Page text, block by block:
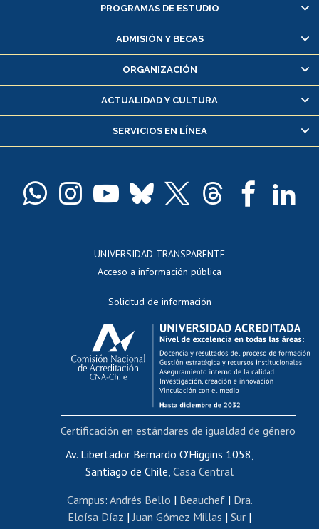
Alumnas/os y exalumnas/os
Matrícula en línea
Inscripción y cambio de asignaturas
Consulta y certificado de notas
Servicio médico y dental
Pago de arancel y crédito alumnos
Docentes
Evaluación docente
Calificación académica
Postulación al AUCAI
Funcionarias/os
Cursos internos de capacitación
Bienestar del personal
Portal de movilidad interna
Certificado de renta
Certificado de renta honorarios
Editar páginas blancas
PROGRAMAS DE ESTUDIO
ADMISIÓN Y BECAS
ORGANIZACIÓN
ACTUALIDAD Y CULTURA
SERVICIOS EN LÍNEA
UNIVERSIDAD TRANSPARENTE
Acceso a información pública
Solicitud de información
Av. Libertador Bernardo O'Higgins 1058,
Santiago de Chile, Casa Central
Campus: Andrés Bello | Beauchef| Dra.
Eloísa Díaz |Juan Gómez Millas | Sur |
Certificación en estándares de igualdad de género